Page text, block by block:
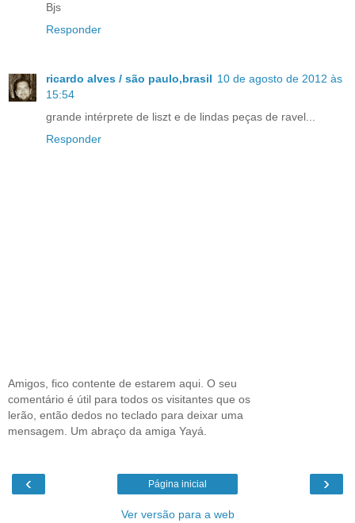
Bjs
Responder
ricardo alves / são paulo,brasil 10 de agosto de 2012 às
15:54
grande intérprete de liszt e de lindas peças de ravel...
Responder
Amigos, fico contente de estarem aqui. O seu
comentário é útil para todos os visitantes que os
lerão, então dedos no teclado para deixar uma
mensagem. Um abraço da amiga Yayá.
‹ ›
Página inicial
Ver versão para a web